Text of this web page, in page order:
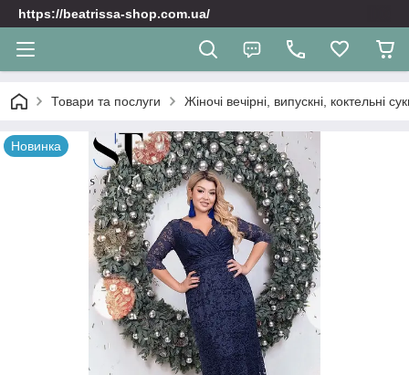
https://beatrissa-shop.com.ua/
Товари та послуги Жіночі вечірні, випускні, коктельні
Новинка